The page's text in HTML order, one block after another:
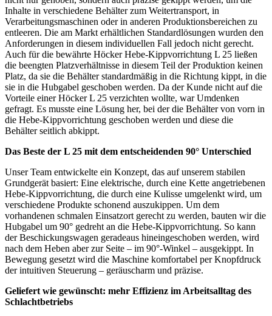
Inhalte in verschiedene Behälter zum Weitertransport, in
Verarbeitungsmaschinen oder in anderen Produktionsbereichen zu
entleeren. Die am Markt erhältlichen Standardlösungen wurden den
Anforderungen in diesem individuellen Fall jedoch nicht gerecht.
Auch für die bewährte Höcker Hebe-Kippvorrichtung L 25 ließen
die beengten Platzverhältnisse in diesem Teil der Produktion keinen
Platz, da sie die Behälter standardmäßig in die Richtung kippt, in die
sie in die Hubgabel geschoben werden. Da der Kunde nicht auf die
Vorteile einer Höcker L 25 verzichten wollte, war Umdenken
gefragt. Es musste eine Lösung her, bei der die Behälter von vorn in
die Hebe-Kippvorrichtung geschoben werden und diese die
Behälter seitlich abkippt.
Das Beste der L 25 mit dem entscheidenden 90° Unterschied
Unser Team entwickelte ein Konzept, das auf unserem stabilen
Grundgerät basiert: Eine elektrische, durch eine Kette angetriebenen
Hebe-Kippvorrichtung, die durch eine Kulisse umgelenkt wird, um
verschiedene Produkte schonend auszukippen. Um dem
vorhandenen schmalen Einsatzort gerecht zu werden, bauten wir die
Hubgabel um 90° gedreht an die Hebe-Kippvorrichtung. So kann
der Beschickungswagen geradeaus hineingeschoben werden, wird
nach dem Heben aber zur Seite – im 90°-Winkel – ausgekippt. In
Bewegung gesetzt wird die Maschine komfortabel per Knopfdruck
der intuitiven Steuerung – geräuscharm und präzise.
Geliefert wie gewünscht: mehr Effizienz im Arbeitsalltag des
Schlachtbetriebs